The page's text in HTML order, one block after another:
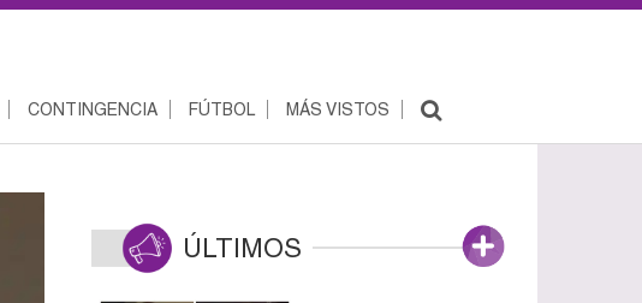
CONTINGENCIA FÚTBOL MÁS VISTOS
ÚLTIMOS